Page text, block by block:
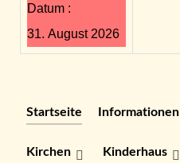
Datum :
31. August 2026
Startseite Informationen
Kirchen Kinderhaus